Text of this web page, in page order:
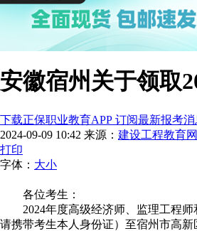
安徽宿州关于领取
下载正保职业教育APP 订阅最新报考消
2024-09-09 10:42 来源： 建设工程教育网
打印
字体： 大小
各位考生：
2024年度高级经济师、监理工程
请携带考生本人身份证）至宿州市高